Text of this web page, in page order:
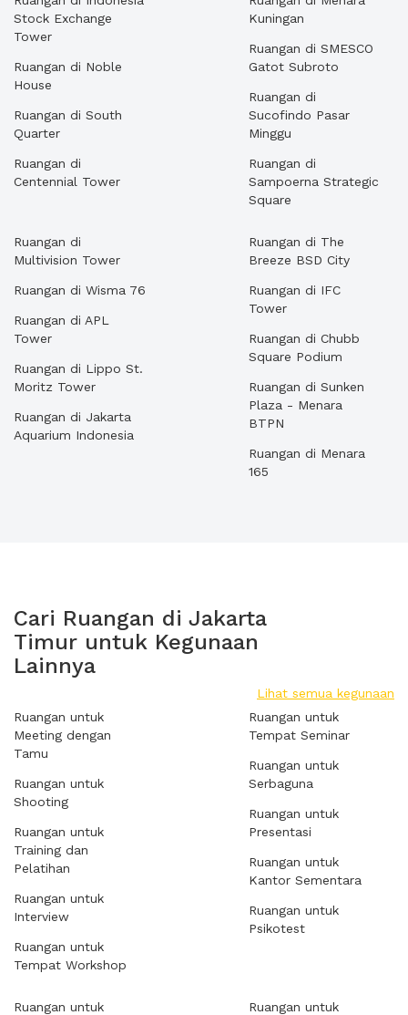
Stock Exchange
Tower
Ruangan di Noble
House
Ruangan di South
Quarter
Ruangan di
Centennial Tower
Kuningan
Ruangan di SMESCO
Gatot Subroto
Ruangan di
Sucofindo Pasar
Minggu
Ruangan di
Sampoerna Strategic
Square
Ruangan di
Multivision Tower
Ruangan di Wisma 76
Ruangan di APL
Tower
Ruangan di Lippo St.
Moritz Tower
Ruangan di Jakarta
Aquarium Indonesia
Ruangan di The
Breeze BSD City
Ruangan di IFC
Tower
Ruangan di Chubb
Square Podium
Ruangan di Sunken
Plaza - Menara
BTPN
Ruangan di Menara
165
Cari Ruangan di Jakarta
Timur untuk Kegunaan
Lainnya
Lihat semua kegunaan
Ruangan untuk
Meeting dengan
Tamu
Ruangan untuk
Shooting
Ruangan untuk
Training dan
Pelatihan
Ruangan untuk
Interview
Ruangan untuk
Tempat Workshop
Ruangan untuk
Tempat Seminar
Ruangan untuk
Serbaguna
Ruangan untuk
Presentasi
Ruangan untuk
Kantor Sementara
Ruangan untuk
Psikotest
Ruangan untuk
Ruangan untuk